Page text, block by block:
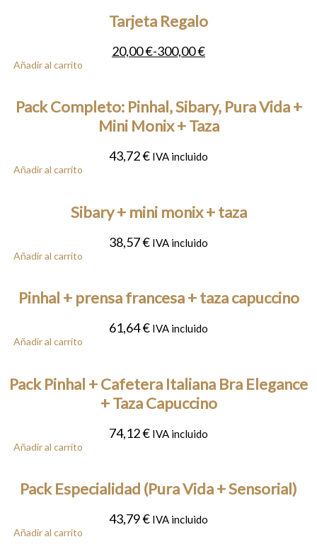
Tarjeta Regalo
20,00€-300,00€
Añadir al carrito
Pack Completo: Pinhal, Sibary, Pura Vida +
Mini Monix + Taza
43,72€ IVA incluido
Añadir al carrito
Sibary + mini monix + taza
38,57€ IVA incluido
Añadir al carrito
Pinhal + prensa francesa + taza capuccino
61,64€ IVA incluido
Añadir al carrito
Pack Pinhal + Cafetera Italiana Bra Elegance
+ Taza Capuccino
74,12€ IVA incluido
Añadir al carrito
Pack Especialidad (Pura Vida + Sensorial)
43,79€ IVA incluido
Añadir al carrito